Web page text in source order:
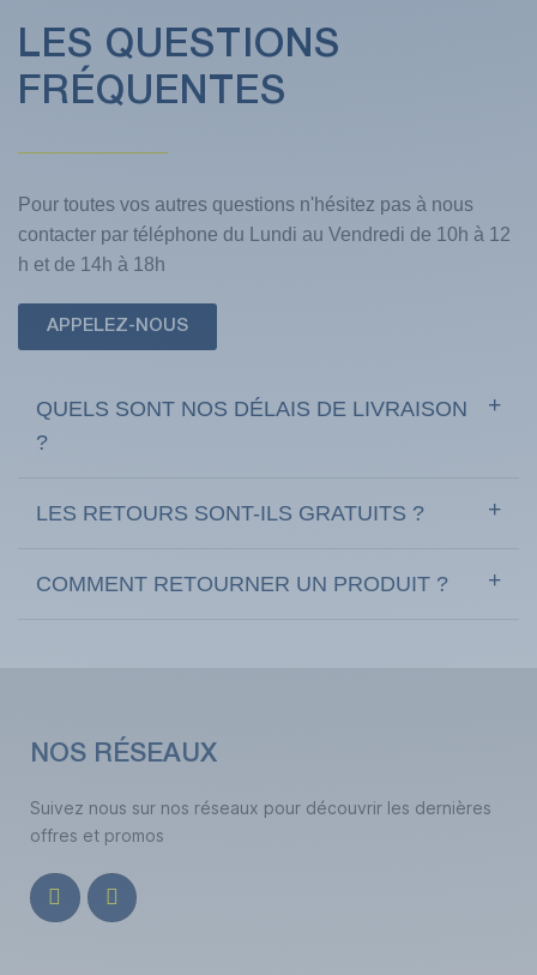
LES QUESTIONS
FRÉQUENTES
Pour toutes vos autres questions n'hésitez pas à nous
contacter par téléphone du Lundi au Vendredi de 10h à 12
h et de 14h à 18h
APPELEZ-NOUS
QUELS SONT NOS DÉLAIS DE LIVRAISON
?
LES RETOURS SONT-ILS GRATUITS ?
COMMENT RETOURNER UN PRODUIT ?
NOS RÉSEAUX
Suivez nous sur nos réseaux pour découvrir les dernières
offres et promos